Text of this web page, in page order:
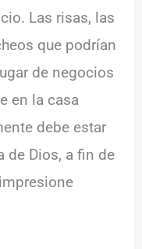
Las risas, las
que podrían
de negocios
en la casa
debe estar
de Dios, a fin de